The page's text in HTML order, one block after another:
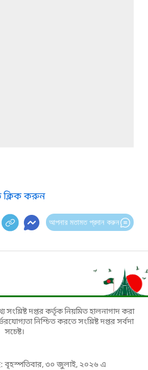
ক্লিক করুন
আপনার মতামত প্রদান করুন
দপ্তর কর্তৃক নিয়মিত হালনাগাদ করা
নিশ্চিত করতে সংশ্লিষ্ট দপ্তর সর্বদা
সচেষ্ট।
বৃহস্পতিবার, ৩০ জুলাই, ২০২৬ এ